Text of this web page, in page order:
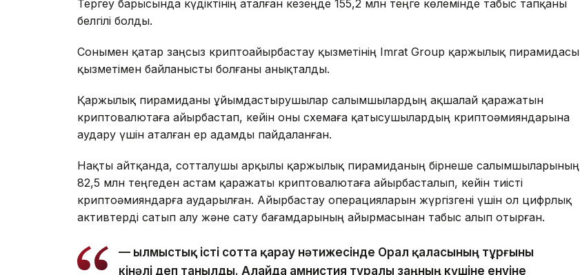
Тергеу барысында күдіктінің аталған кезеңде 155,2 млн теңге көлемінде табыс тапқаны
белгілі болды.
Сонымен қатар заңсыз криптоайырбастау қызметінің Imrat Group қаржылық пирамидасы
қызметімен байланысты болғаны анықталды.
Қаржылық пирамиданы ұйымдастырушылар салымшылардың ақшалай қаражатын
криптовалютаға айырбастап, кейін оны схемаға қатысушылардың криптоәмияндарына
аудару үшін аталған ер адамды пайдаланған.
Нақты айтқанда, сотталушы арқылы қаржылық пирамиданың бірнеше салымшыларының
82,5 млн теңгеден астам қаражаты криптовалютаға айырбасталып, кейін тиісті
криптоәмияндарға аударылған. Айырбастау операцияларын жүргізгені үшін ол цифрлық
активтерді сатып алу және сату бағамдарының айырмасынан табыс алып отырған.
— Қылмыстық істі сотта қарау нәтижесінде Орал қаласының тұрғыны
кінәлі деп танылды. Алайда амнистия туралы заңның күшіне енуіне